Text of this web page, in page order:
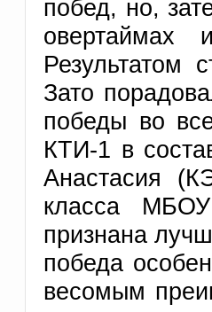
побед, но,
Результатом
Зато
победы во
КТИ-1 в
Анастасия
класса
признана
победа
весомым